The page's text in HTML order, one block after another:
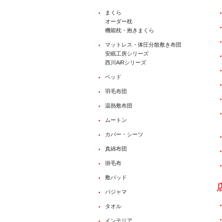
まくら
オーダー枕
機能枕・抱きまくら
マットレス・体圧分散敷き布団
安眠工房シリーズ
西川AiRシリーズ
ベッド
羽毛布団
温熱敷布団
ムートン
カバー・シーツ
真綿布団
掛毛布
敷パッド
パジャマ
タオル
インテリア